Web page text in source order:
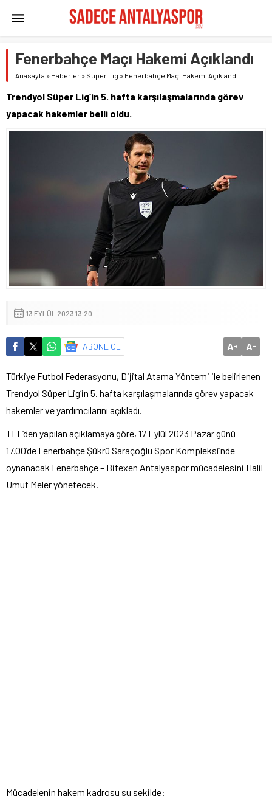
Fenerbahçe Maçı Hakemi Açıklandı
Anasayfa » Haberler » Süper Lig » Fenerbahçe Maçı Hakemi Açıklandı
Trendyol Süper Lig’in 5. hafta karşılaşmalarında görev
yapacak hakemler belli oldu.
13 EYLÜL 2023 13:20
ABONE OL A+ A-
Türkiye Futbol Federasyonu, Dijital Atama Yöntemi ile belirlenen
Trendyol Süper Lig’in 5. hafta karşılaşmalarında görev yapacak
hakemler ve yardımcılarını açıkladı.
TFF’den yapılan açıklamaya göre, 17 Eylül 2023 Pazar günü
17.00’de Fenerbahçe Şükrü Saraçoğlu Spor Kompleksi’nde
oynanacak Fenerbahçe – Bitexen Antalyaspor mücadelesini Halil
Umut Meler yönetecek.
Mücadelenin hakem kadrosu şu şekilde: